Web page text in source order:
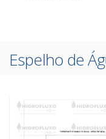
Espelho de